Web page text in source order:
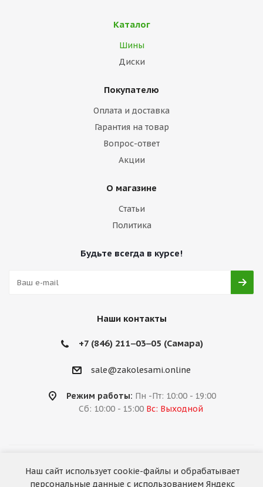
Каталог
Шины
Диски
Покупателю
Оплата и доставка
Гарантия на товар
Вопрос-ответ
Акции
О магазине
Статьи
Политика
Будьте всегда в курсе!
Наши контакты
+7 (846) 211‒03‒05 (Самара)
sale@zakolesami.online
Режим работы: Пн -Пт: 10:00 - 19:00
Сб: 10:00 - 15:00 Вс: Выходной
2026 © «За колёсами.Online»
Запуск сайта —RuMaster
Наш сайт использует cookie-файлы и обрабатывает
персональные данные с использованием Яндекс